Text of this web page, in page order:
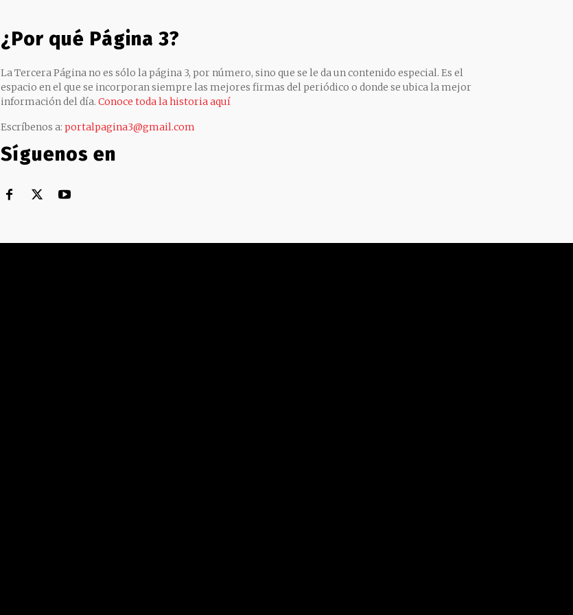
¿Por qué Página 3?
La Tercera Página no es sólo la página 3, por número, sino que se le da un contenido especial. Es el
espacio en el que se incorporan siempre las mejores firmas del periódico o donde se ubica la mejor
información del día. Conoce toda la historia aquí
Escríbenos a: portalpagina3@gmail.com
Síguenos en